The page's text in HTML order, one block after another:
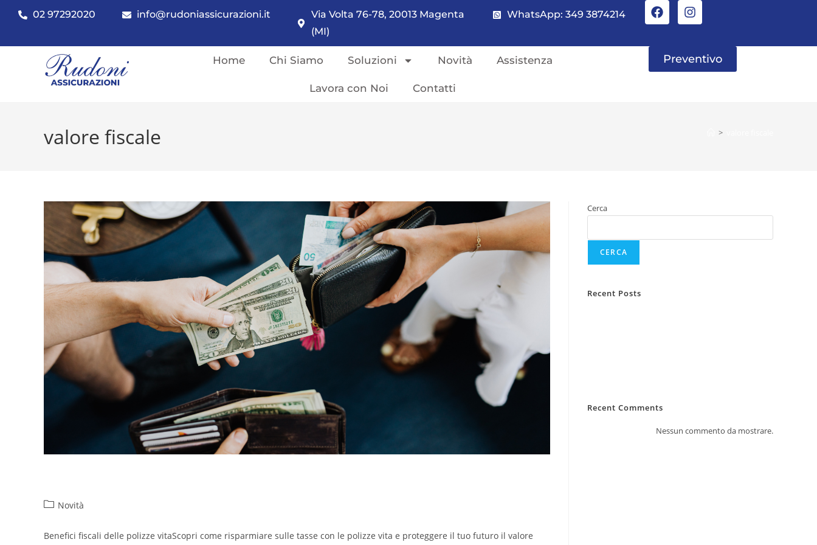
02 97292020 info@rudoniassicurazioni.it
Via Volta 76-78, 20013 Magenta
(MI)
WhatsApp: 349 3874214
Home Chi Siamo Soluzioni Novità Assistenza
Lavora con Noi Contatti
Preventivo
valore fiscale >
Novità
Benefici fiscali delle polizze vitaScopri come risparmiare sulle tasse con le polizze vita e proteggere il tuo futuro il valore
Cerca
CERCA
Recent Posts
Recent Comments
Nessun commento da mostrare.